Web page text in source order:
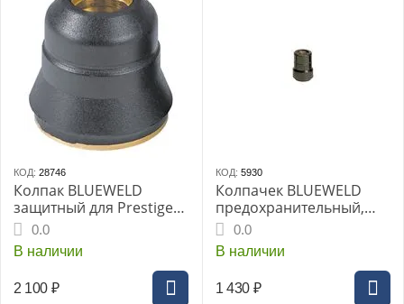
КОД: 28746
Колпак BLUEWELD
защитный для Prestige
Plasma 54 K 2шт (802485)
0.0
В наличии
2 100 ₽
КОД: 5930
Колпачек BLUEWELD
предохранительный,
2шт0.0
В наличии
1 430 ₽